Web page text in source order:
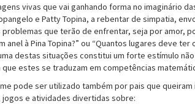
vivas que vai ganhando forma no imaginário
e Patty Topina, a rebentar de simpatia,
que terão de enfrentar, seja por amor,
à Pina Topina?” ou “Quantos lugares deve ter
destas situações constitui um forte estímulo
estes se traduzam em competências
pode ser utilizado também por pais que
e atividades divertidas sobre: